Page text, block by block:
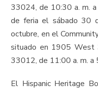
33024, de 10:30 a. m.
de feria el sábado 30
octubre, en el
situado en 1905 West
33012, de 11:00 a. m. a
El Hispanic Heritage